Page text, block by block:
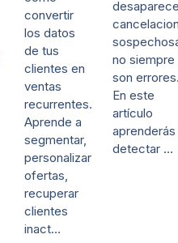
convertir
los datos
de tus
clientes en
ventas
recurrentes.
Aprende a
segmentar,
personalizar
ofertas,
recuperar
clientes
inact…
no siempre
son
En este
artículo
aprenderás
detectar …